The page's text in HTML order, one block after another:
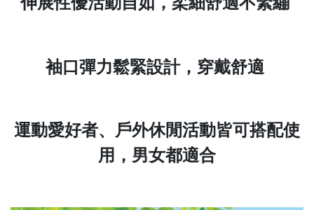
袖口彈力鬆緊設計，穿戴舒適
運動愛好者、
戶外休閒活動皆可搭配使
用， 男女都適合